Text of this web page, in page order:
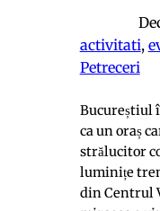
activitati,
Petreceri
Bucureștiul
ca un oraș
strălucitor
luminițe
din Centrul